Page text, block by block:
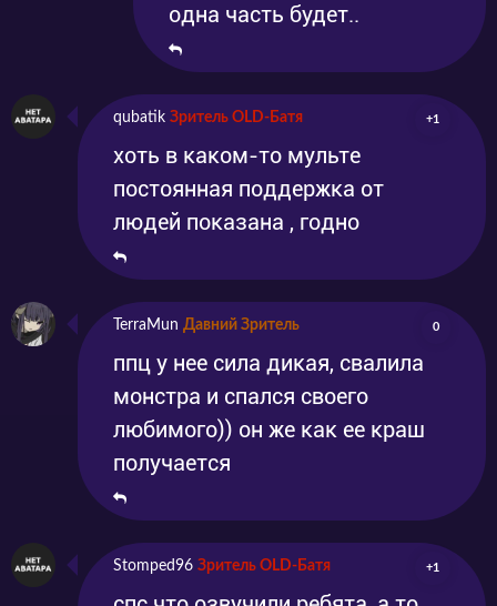
одна часть будет..
qubatik Зритель OLD-Батя +1
хоть в каком-то мульте
постоянная поддержка от
людей показана , годно
TerraMun Давний Зритель 0
ппц у нее сила дикая, свалила
монстра и спался своего
любимого)) он же как ее краш
получается
Stomped96 Зритель OLD-Батя +1